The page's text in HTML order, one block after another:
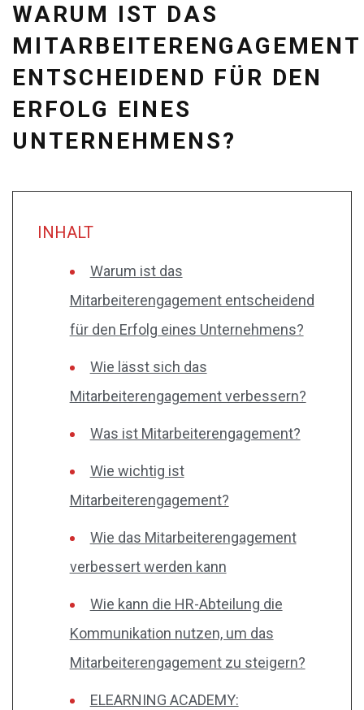
WARUM IST DAS
MITARBEITERENGAGEMENT
ENTSCHEIDEND FÜR DEN
ERFOLG EINES
UNTERNEHMENS?
INHALT
Warum ist das
Mitarbeiterengagement entscheidend
für den Erfolg eines Unternehmens?
Wie lässt sich das
Mitarbeiterengagement verbessern?
Was ist Mitarbeiterengagement?
Wie wichtig ist
Mitarbeiterengagement?
Wie das Mitarbeiterengagement
verbessert werden kann
Wie kann die HR-Abteilung die
Kommunikation nutzen, um das
Mitarbeiterengagement zu steigern?
ELEARNING ACADEMY: